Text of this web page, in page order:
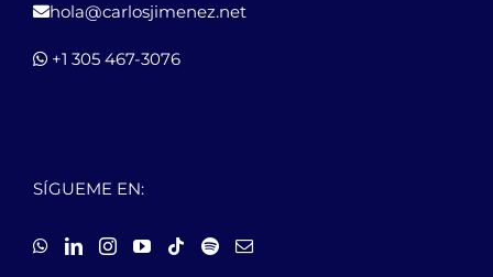
hola@carlosjimenez.net
+1 305 467-3076
SÍGUEME EN: